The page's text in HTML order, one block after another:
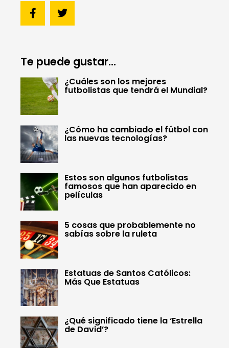
Te puede gustar...
¿Cuáles son los mejores
futbolistas que tendrá el Mundial?
¿Cómo ha cambiado el fútbol con
las nuevas tecnologías?
Estos son algunos futbolistas
famosos que han aparecido en
películas
5 cosas que probablemente no
sabías sobre la ruleta
Estatuas de Santos Católicos:
Más Que Estatuas
¿Qué significado tiene la ‘Estrella
de David’?